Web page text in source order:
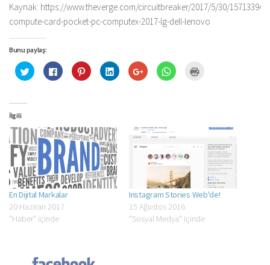
Kaynak: https://www.theverge.com/circuitbreaker/2017/5/30/15713394/
compute-card-pocket-pc-computex-2017-lg-dell-lenovo
Bunu paylaş:
Twitter
üzerinde
paylaşmak
Facebook'ta
paylaşmak
Pinterest'te
paylaşmak
Linkedln
üzerinden
paylaşmak
Google+
üzerinde
paylaşmak
WhatsApp'ta
paylaşmak
İlgili
En Dijital Markalar
20 Haziran 2017
"Haber" içinde
Instagram Stories Web'de!
15 Ağustos 2016
"Sosyal Medya" içinde